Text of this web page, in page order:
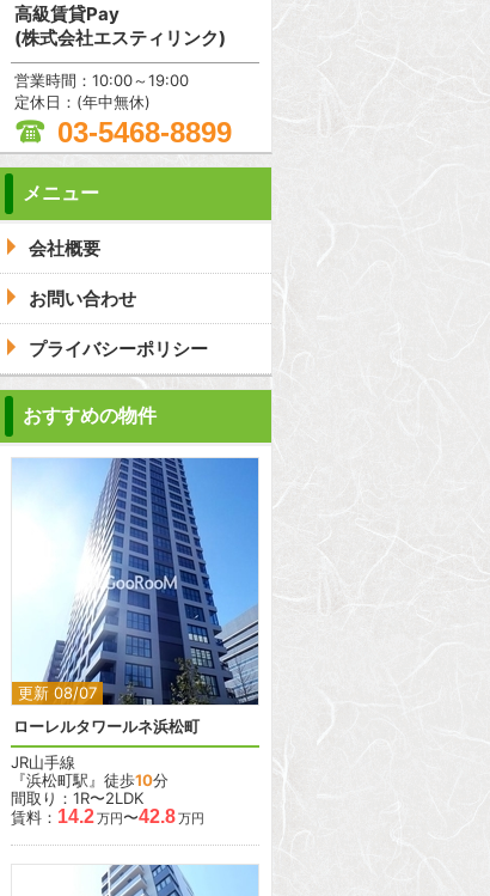
高級賃貸Pay
(株式会社エスティリンク)
営業時間：10:00～19:00
定休日：(年中無休)
03-5468-8899
メニュー
会社概要
お問い合わせ
プライバシーポリシー
おすすめの物件
更新 08/07
2 2
ローレルタワールネ浜松町
JR山手線
『浜松町駅』徒歩10分
間取り：1R〜2LDK
賃料： 14.2万円〜42.8万円